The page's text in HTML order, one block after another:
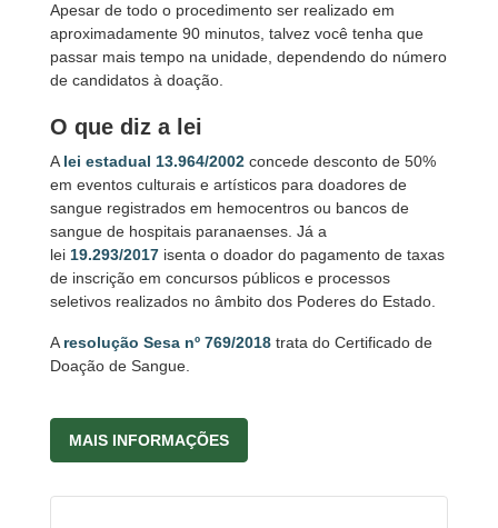
Apesar de todo o procedimento ser realizado em
aproximadamente 90 minutos, talvez você tenha que
passar mais tempo na unidade, dependendo do número
de candidatos à doação.
O que diz a lei
A lei estadual 13.964/2002 concede desconto de 50%
em eventos culturais e artísticos para doadores de
sangue registrados em hemocentros ou bancos de
sangue de hospitais paranaenses. Já a
lei 19.293/2017 isenta o doador do pagamento de taxas
de inscrição em concursos públicos e processos
seletivos realizados no âmbito dos Poderes do Estado.
A resolução Sesa nº 769/2018 trata do Certificado de
Doação de Sangue.
MAIS INFORMAÇÕES